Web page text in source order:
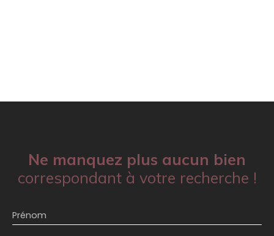
Ne manquez plus aucun bien
correspondant à votre recherche !
Prénom